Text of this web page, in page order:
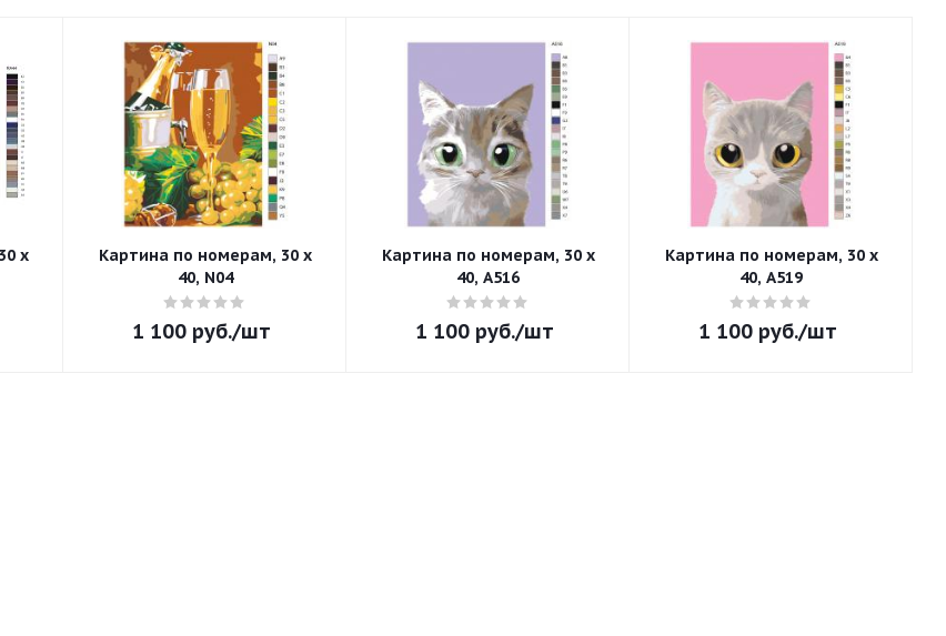
x
Картина по номерам, 30 x
40, N04
1 100руб./шт
Картина по номерам, 30 x
40, A516
1 100руб./шт
Картина по номерам, 30 x
40, A519
1 100руб./шт